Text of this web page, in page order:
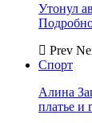
Утонул
Prev
Спорт
Алина
платье и